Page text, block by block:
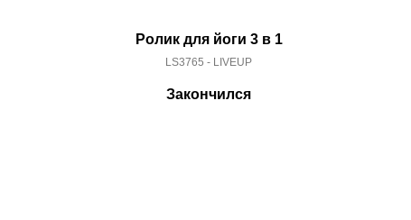
Ролик для йоги 3 в 1
LS3765 - LIVEUP
Закончился